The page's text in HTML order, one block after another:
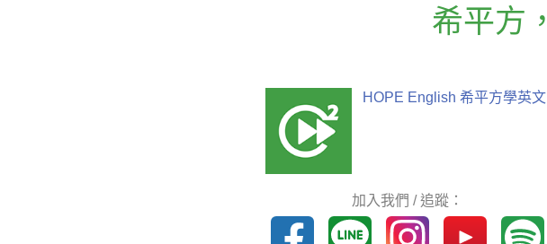
希平方 ，
HOPE English 希平方學英文
加入我們 / 追蹤：